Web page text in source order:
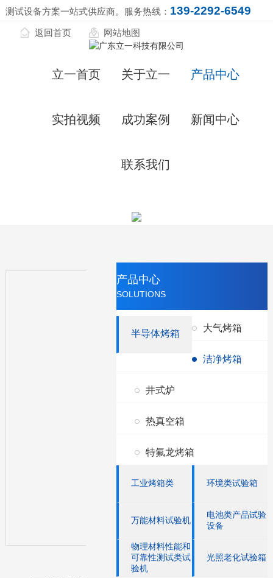
测试设备方案一站式供应商。服务热线： 139-2292-6549
返回首页 网站地图
立一首页 关于立一 产品中心
实拍视频 成功案例 新闻中心
联系我们
产品中心
SOLUTIONS
半导体烤箱
大气烤箱
洁净烤箱
井式炉
热真空箱
特氟龙烤箱
工业烤箱类 环境类试验箱
万能材料试验机
电池类产品试验
设备
物理材料性能和
可靠性测试类试
验机
光照老化试验箱